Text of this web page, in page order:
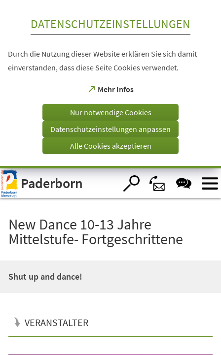
Visuelle
Assistenzsoftware
öffnen.
DATENSCHUTZEINSTELLUNGEN
Durch die Nutzung dieser Website erklären Sie sich damit
einverstanden, dass diese Seite Cookies verwendet.
Mehr Infos
(Öffnet
einem
Tab)
Nur notwendige Cookies
Datenschutzeinstellungen anpassen
Alle Cookies akzeptieren
Paderborn
New Dance 10-13 Jahre
Mittelstufe- Fortgeschrittene
Shut up and dance!
VERANSTALTER